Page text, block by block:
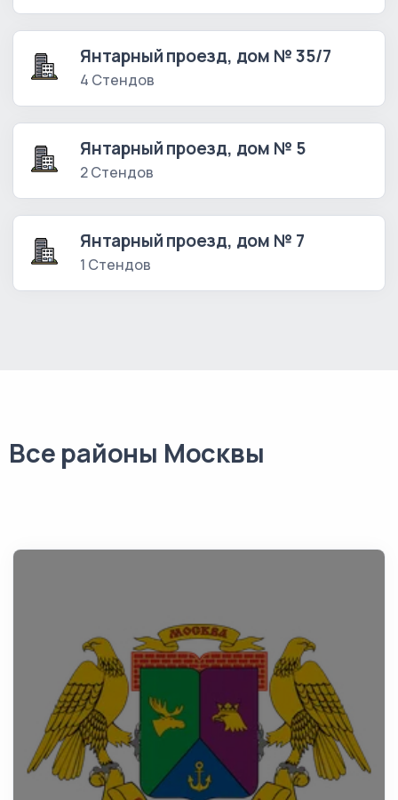
Янтарный проезд, дом № 35/7
4 Стендов
Янтарный проезд, дом № 5
2 Стендов
Янтарный проезд, дом № 7
1 Стендов
Все районы Москвы